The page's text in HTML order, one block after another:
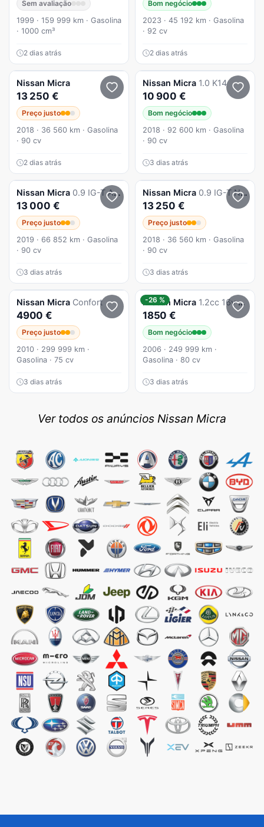
Sem avaliação
1999 · 159 999 km · Gasolina
· 1000 cm³
2 dias atrás
Bom negócio
2023 · 45 192 km · Gasolina
· 92 cv
2 dias atrás
Nissan Micra
13 250 €
Preço justo
2018 · 36 560 km · Gasolina
· 90 cv
2 dias atrás
Nissan Micra 1.0 K14
10 900 €
Bom negócio
2018 · 92 600 km · Gasolina
· 90 cv
3 dias atrás
Nissan Micra 0.9 IG-T Acenta
13 000 €
Preço justo
2019 · 66 852 km · Gasolina
· 90 cv
3 dias atrás
Nissan Micra 0.9 IG-T N-Connecta S/S
13 250 €
Preço justo
2018 · 36 560 km · Gasolina
· 90 cv
3 dias atrás
Nissan Micra Confort
4900 €
Preço justo
2010 · 299 999 km ·
Gasolina · 75 cv
3 dias atrás
-26 %
Nissan Micra 1.2cc 16v 80cv
1850 €
Bom negócio
2006 · 249 999 km ·
Gasolina · 80 cv
3 dias atrás
Ver todos os anúncios Nissan Micra